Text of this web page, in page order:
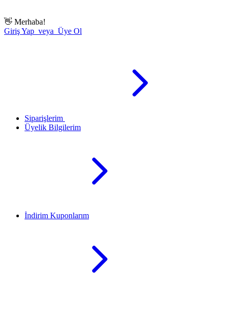
👋 Merhaba!
Giriş Yap veya Üye Ol
Siparişlerim
Üyelik Bilgilerim
İndirim Kuponlarım